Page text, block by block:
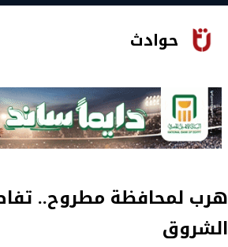
حوادث
هرب لمحافظة مطروح..
الشروق